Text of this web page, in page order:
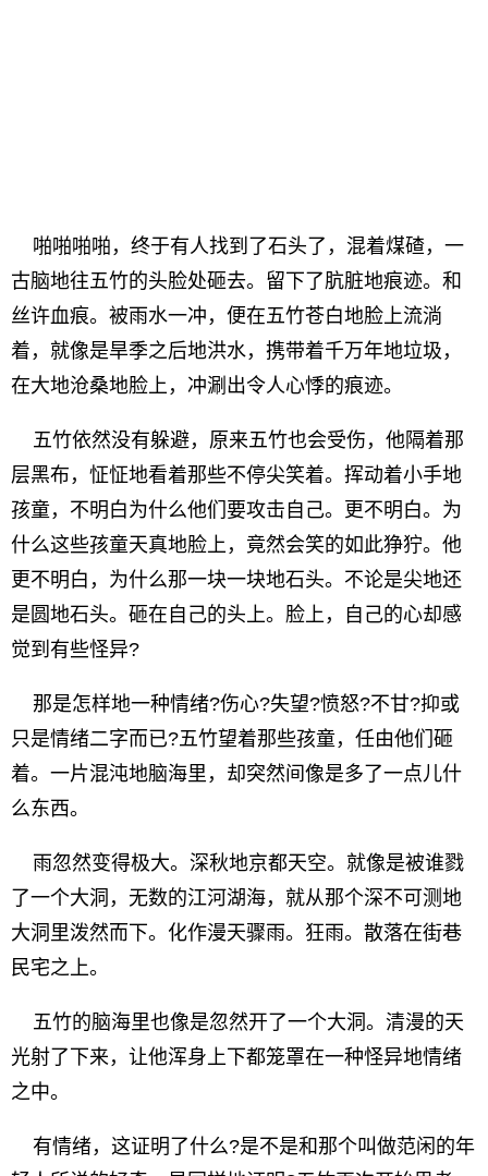
啪啪啪啪，终于有人找到了石头了，混着煤碴，一
古脑地往五竹的头脸处砸去。留下了肮脏地痕迹。和
丝许血痕。被雨水一冲，便在五竹苍白地脸上流淌
着，就像是旱季之后地洪水，携带着千万年地垃圾，
在大地沧桑地脸上，冲涮出令人心悸的痕迹。
五竹依然没有躲避，原来五竹也会受伤，他隔着那
层黑布，怔怔地看着那些不停尖笑着。挥动着小手地
孩童，不明白为什么他们要攻击自己。更不明白。为
什么这些孩童天真地脸上，竟然会笑的如此狰狞。他
更不明白，为什么那一块一块地石头。不论是尖地还
是圆地石头。砸在自己的头上。脸上，自己的心却感
觉到有些怪异?
那是怎样地一种情绪?伤心?失望?愤怒?不甘?抑或
只是情绪二字而已?五竹望着那些孩童，任由他们砸
着。一片混沌地脑海里，却突然间像是多了一点儿什
么东西。
雨忽然变得极大。深秋地京都天空。就像是被谁戮
了一个大洞，无数的江河湖海，就从那个深不可测地
大洞里泼然而下。化作漫天骤雨。狂雨。散落在街巷
民宅之上。
五竹的脑海里也像是忽然开了一个大洞。清漫的天
光射了下来，让他浑身上下都笼罩在一种怪异地情绪
之中。
有情绪，这证明了什么?是不是和那个叫做范闲的年